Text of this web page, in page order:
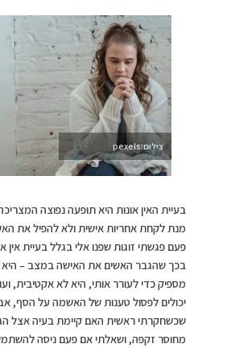
צילום:pexels
בעיית האין אונות היא תופעה נפוצה
מנת לקחת אחריות אישית ולא להפיל את
פעם פגשתי זוגות שפנו אלי בגלל בעיית אין
בכך שהגבר האשים את האישה במצב –
מספיק כדי לעורר אותי, היא לא אקטיבית,
יכולים לפסול טענות של האשמה על הסף,
שכשחקרתי ראשית האם קיימת בעיה אצל
מחוסר זקפה, ושאלתי אם פעם ניסה